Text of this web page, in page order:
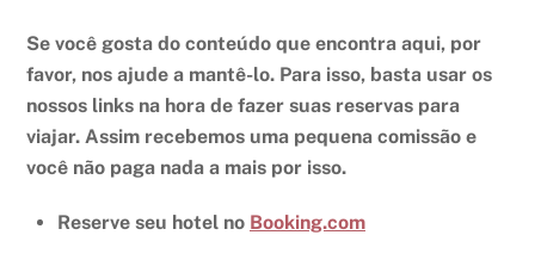
Se você gosta do conteúdo que encontra aqui, por
favor, nos ajude a mantê-lo. Para isso, basta usar os
nossos links na hora de fazer suas reservas para
viajar. Assim recebemos uma pequena comissão e
você não paga nada a mais por isso.
Reserve seu hotel no Booking.com